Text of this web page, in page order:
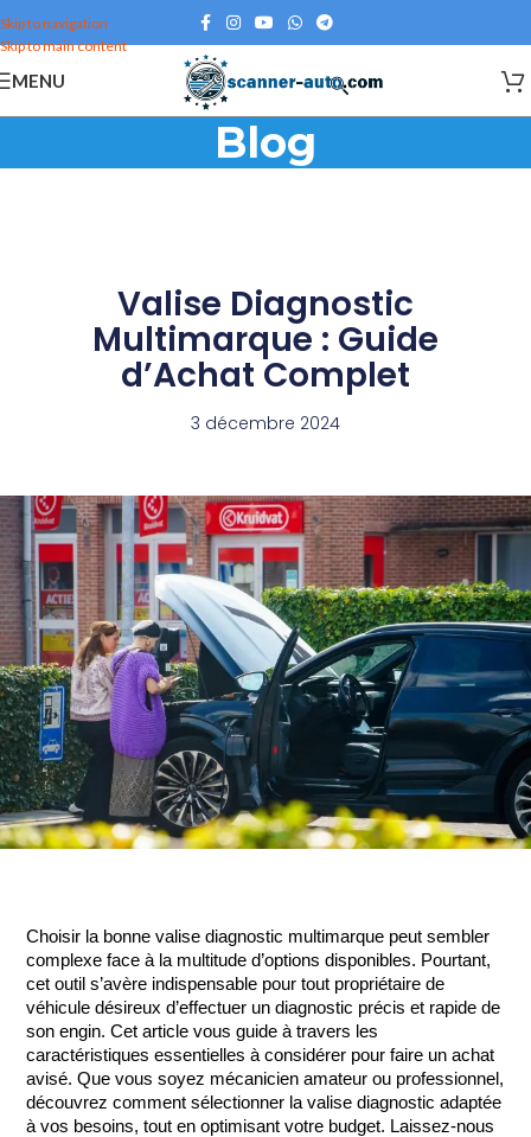
Skip to navigation
Skip to main content
MENU
Blog
Valise Diagnostic
Multimarque : Guide
d’Achat Complet
3 décembre 2024
Choisir la bonne valise diagnostic multimarque peut sembler
complexe face à la multitude d’options disponibles. Pourtant,
cet outil s’avère indispensable pour tout propriétaire de
véhicule désireux d’effectuer un diagnostic précis et rapide de
son engin. Cet article vous guide à travers les
caractéristiques essentielles à considérer pour faire un achat
avisé. Que vous soyez mécanicien amateur ou professionnel,
découvrez comment sélectionner la valise diagnostic adaptée
à vos besoins, tout en optimisant votre budget. Laissez-nous